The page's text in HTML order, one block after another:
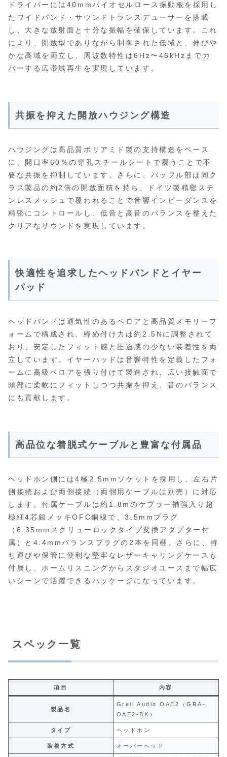
ドライバーには40mmバイオセルロース振動板を採用し
たワイドバンド・サウンドトランスデューサーを搭載
し、大きな放射面と十分な振幅を確保しています。これ
により、開放型でありながら制御された低域と、伸びや
かな高域を両立し、周波数特性は6Hz〜46kHzまでカ
バーする広帯域再生を実現しています。
共振を抑えた開放ハウジング構造
ハウジングは高品質ポリアミド製の支持構造をベース
に、開口率60％の穿孔スチールシートで覆うことで不
要な共振を抑制しています。さらに、バッフル部は同ク
ラス製品の約2倍の開放面積を持ち、ドイツ製精密ステ
ンレスメッシュで覆われることで音響インピーダンスを
精密にコントロールし、低音と高音のバランスを整えた
クリアなサウンドを実現しています。
快適性を追求したヘッドバンドとイヤー
パッド
ヘッドバンドは通気性のあるベロアと高品質メモリーフ
ォームで構成され、締め付け力は約2.5Nに調整されて
おり、安定したフィット感と圧迫感の少ない装着性を両
立しています。イヤーパッドは音響特性を定義したフォ
ームに高級ベロアを張り付けて製造され、広い接触面で
頭部に柔軟にフィットしつつ共振を抑え、音のバランス
にも貢献します。
高品位な着脱式ケーブルと豊富な付属品
ヘッドホン側には4極2.5mmソケットを採用し、左右片
側接続および両側接続（両側用ケーブルは別売）に対応
します。付属ケーブルは約1.8mのケブラー補強入り超
極細4芯銀メッキOFC銅線で、3.5mmプラグ
（6.35mmスクリューロックタイプ変換アダプター付
属）と4.4mmバランスプラグの2本を同梱。さらに、持
ち運びや保管に便利な堅牢なレザーキャリングケースも
付属し、ホームリスニングからスタジオユースまで幅広
いシーンで活躍できるパッケージになっています。
スペック一覧
項目 内容
製品名
Grell Audio OAE2（GRA-
OAE2-BK）
タイプ ヘッドホン
装着方式 オーバーヘッド